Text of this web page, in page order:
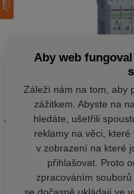
Aby web
Záleží nám na tom, aby
zážitkem. Abyste na
hledáte, ušetřili
reklamy na věci,
v zobrazení na které
přihlašovat. Proto
zpracováním
se dočasně ukládají ve